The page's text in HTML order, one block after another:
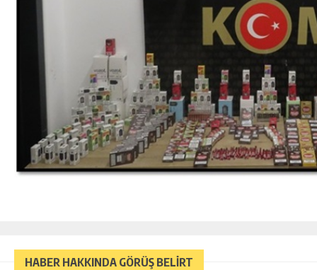
HABER HAKKINDA GÖRÜŞ BELİRT